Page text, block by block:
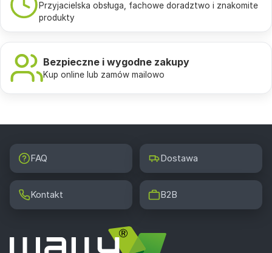
Przyjacielska obsługa, fachowe doradztwo i znakomite
produkty
Bezpieczne i wygodne zakupy
Kup online lub zamów mailowo
FAQ Dostawa
Kontakt B2B